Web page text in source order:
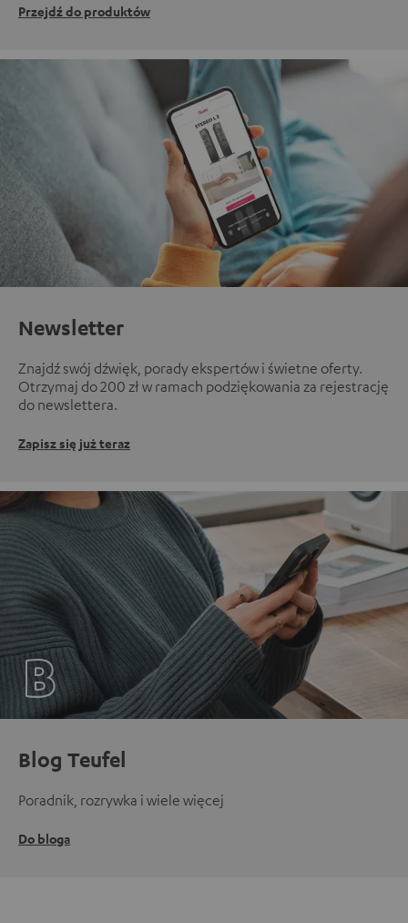
Przejdź do produktów
Newsletter
Znajdź swój dźwięk, porady ekspertów i świetne oferty.
Otrzymaj do 200 zł w ramach podziękowania za rejestrację
do newslettera.
Zapisz się już teraz
Blog Teufel
Poradnik, rozrywka i wiele więcej
Do bloga